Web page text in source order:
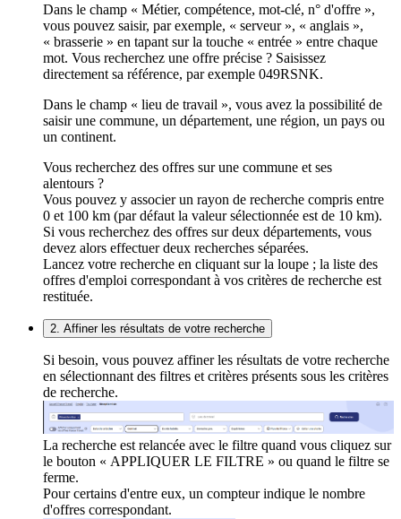
Dans le champ « Métier, compétence, mot-clé, n° d'offre »,
vous pouvez saisir, par exemple, « serveur », « anglais »,
« brasserie » en tapant sur la touche « entrée » entre chaque
mot. Vous recherchez une offre précise ? Saisissez
directement sa référence, par exemple 049RSNK.
Dans le champ « lieu de travail », vous avez la possibilité de
saisir une commune, un département, une région, un pays ou
un continent.
Vous recherchez des offres sur une commune et ses
alentours ?
Vous pouvez y associer un rayon de recherche compris entre
0 et 100 km (par défaut la valeur sélectionnée est de 10 km).
Si vous recherchez des offres sur deux départements, vous
devez alors effectuer deux recherches séparées.
Lancez votre recherche en cliquant sur la loupe ; la liste des
offres d'emploi correspondant à vos critères de recherche est
restituée.
2. Affiner les résultats de votre recherche
Si besoin, vous pouvez affiner les résultats de votre recherche
en sélectionnant des filtres et critères présents sous les critères
de recherche.
La recherche est relancée avec le filtre quand vous cliquez sur
le bouton « APPLIQUER LE FILTRE » ou quand le filtre se
ferme.
Pour certains d'entre eux, un compteur indique le nombre
d'offres correspondant.